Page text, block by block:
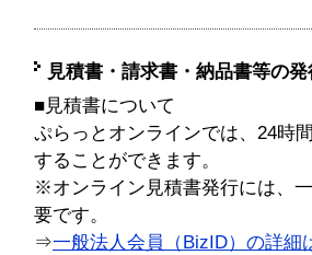
見積書・請求書・納品書等の
■見積書について
ぷらっとオンラインでは、24時
することができます。
※オンライン見積書発行には、
要です。
⇒一般法人会員（BizID）の詳細